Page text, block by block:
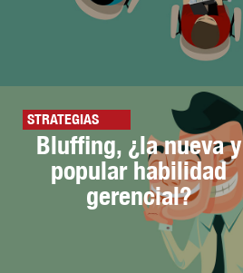
STRATEGIAS
Bluffing, ¿la nueva y
popular habilidad
gerencial?